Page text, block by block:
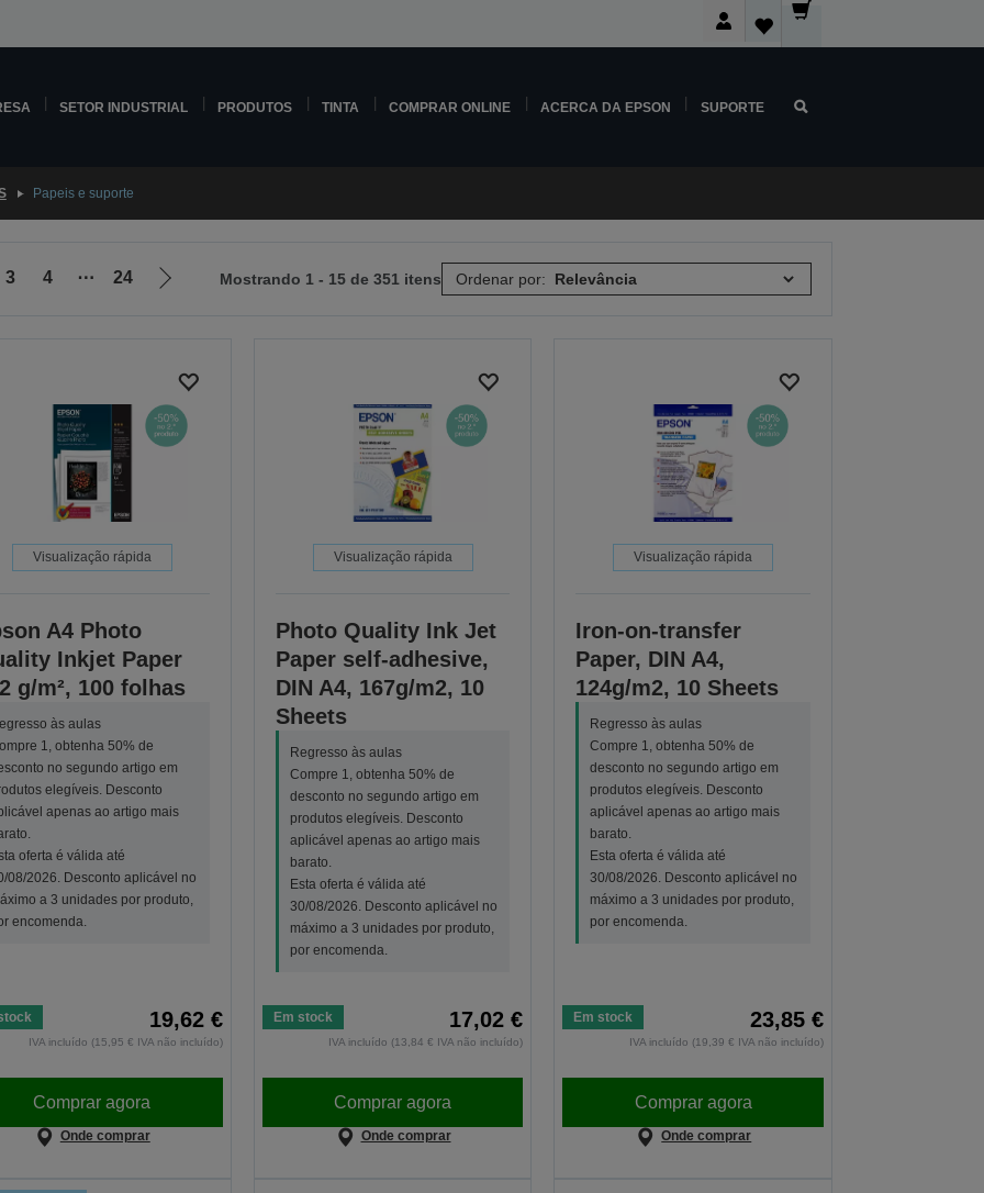
SETOR INDUSTRIAL PRODUTOS TINTA COMPRAR ONLINE ACERCA DA EPSON SUPORTE
Papeis e suporte
3 4 ⋯ 24
Ir
página
Mostrando 1 - 15 de 351 itens Ordenar por:
Visualização rápida
A4 Photo
Inkjet Paper
g/m², 100 folhas
às aulas
1, obtenha 50% de
no segundo artigo em
elegíveis. Desconto
apenas ao artigo mais
oferta é válida até
08/2026. Desconto aplicável no
a 3 unidades por produto,
encomenda.
19,62 €
IVA incluído (15,95 € IVA não incluído)
Comprar agora
Onde comprar
Visualização rápida
Photo Quality Ink Jet
Paper self-adhesive,
DIN A4, 167g/m2, 10
Sheets
Regresso às aulas
Compre 1, obtenha 50% de
desconto no segundo artigo em
produtos elegíveis. Desconto
aplicável apenas ao artigo mais
barato.
Esta oferta é válida até
30/08/2026. Desconto aplicável no
máximo a 3 unidades por produto,
por encomenda.
Em stock 17,02 €
IVA incluído (13,84 € IVA não incluído)
Comprar agora
Onde comprar
Visualização rápida
Iron-on-transfer
Paper, DIN A4,
124g/m2, 10 Sheets
Regresso às aulas
Compre 1, obtenha 50% de
desconto no segundo artigo em
produtos elegíveis. Desconto
aplicável apenas ao artigo mais
barato.
Esta oferta é válida até
30/08/2026. Desconto aplicável no
máximo a 3 unidades por produto,
por encomenda.
Em stock 23,85 €
IVA incluído (19,39 € IVA não incluído)
Comprar agora
Onde comprar